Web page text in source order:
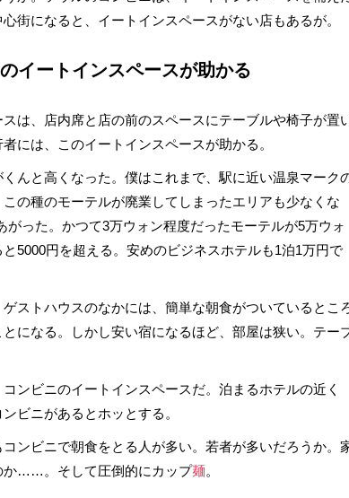
街になると、イートインスペースがない店もあるが。
イートインスペースが助かる
は、店内席と店の前のスペースにテーブルや椅子が置
には、このイートインスペースが助かる。
くんと高くなった。僕はこれまで、駅に近い温泉マーク
の種のモーテルが廃業してしまったエリアも少なくな
った。かつて3万ウォン程度だったモーテルが5万ウォ
5000円を超える。安めのビジネスホテルも1泊1万円で
ストハウスのなかには、簡単な朝食がついているとこ
になる。しかし安い宿になるほど、部屋は狭い。テー
ンビニのイートインスペースだ。泊まるホテルの近く
ビニがあるとホッとする。
ンビニで朝食をとる人が多い。若者が多いだろうか。
か……。そして圧倒的にカップ麺。